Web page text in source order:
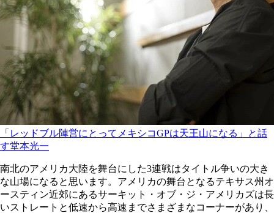
「レッドブル陣営にとってメキシコGPは天王山になる」と話
す堂本光一
南北のアメリカ大陸を舞台にした3連戦はタイトル争いの大き
な山場になると思います。アメリカの舞台となるテキサス州オ
ースティン近郊にあるサーキット・オブ・ジ・アメリカズは長
いストレートと低速から高速までさまざまなコーナーがあり、